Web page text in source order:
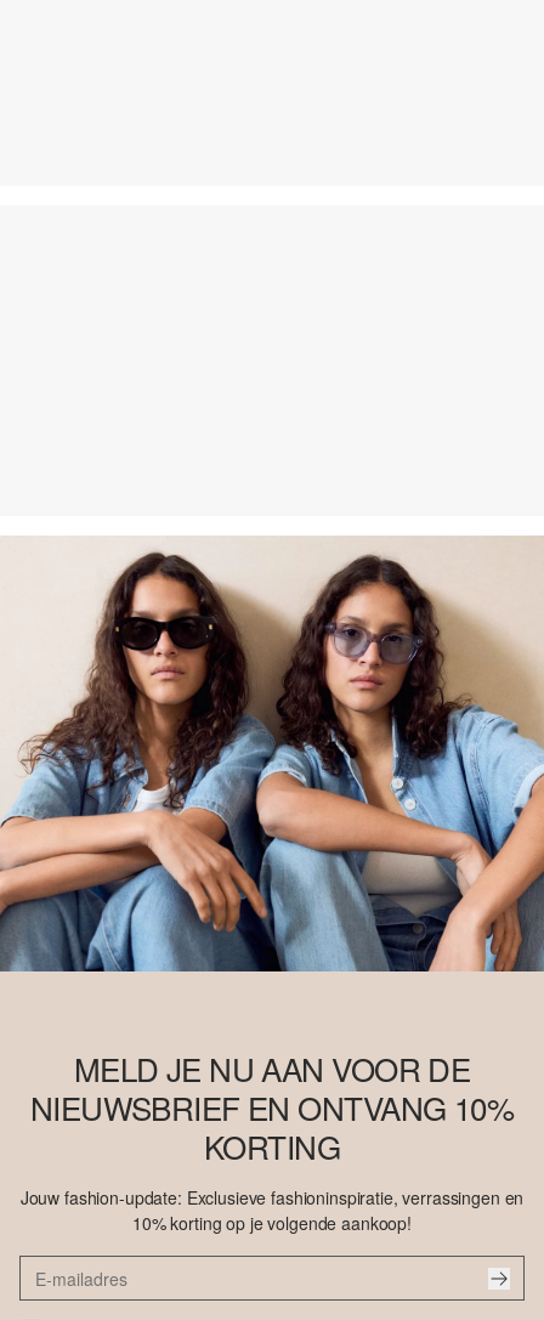
MELD JE NU AAN VOOR DE
NIEUWSBRIEF EN ONTVANG 10%
KORTING
Jouw fashion-update: Exclusieve fashioninspiratie, verrassingen en
10% korting op je volgende aankoop!